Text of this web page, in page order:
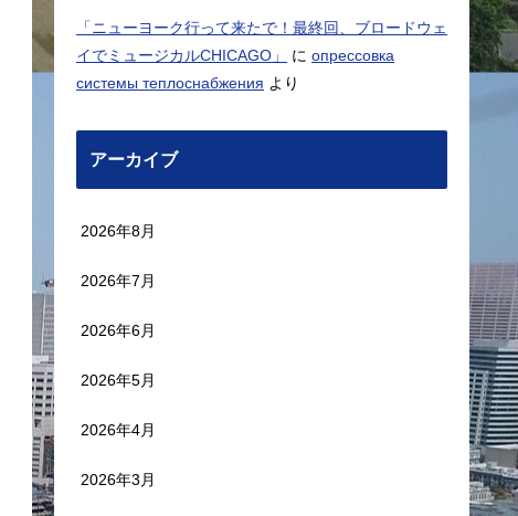
「ニューヨーク行って来たで！最終回、ブロードウェ
イでミュージカルCHICAGO」
に опрессовка
системы теплоснабжения より
アーカイブ
2026年8月
2026年7月
2026年6月
2026年5月
2026年4月
2026年3月